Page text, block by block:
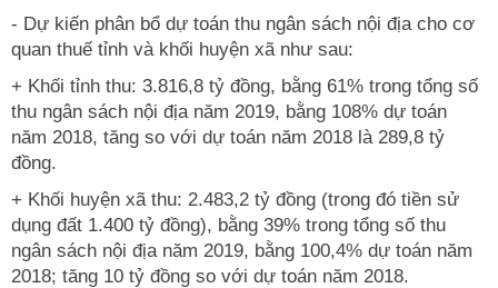
- Dự kiến phân bổ dự toán thu ngân sách nội địa cho cơ
quan thuế tỉnh và khối huyện xã như sau:
+ Khối tỉnh thu: 3.816,8 tỷ đồng, bằng 61% trong tổng số
thu ngân sách nội địa năm 2019, bằng 108% dự toán
năm 2018, tăng so với dự toán năm 2018 là 289,8 tỷ
đồng.
+ Khối huyện xã thu: 2.483,2 tỷ đồng (trong đó tiền sử
dụng đất 1.400 tỷ đồng), bằng 39% trong tổng số thu
ngân sách nội địa năm 2019, bằng 100,4% dự toán năm
2018; tăng 10 tỷ đồng so với dự toán năm 2018.